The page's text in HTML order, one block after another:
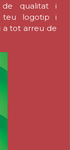
de qualitat i
teu logotip i
a tot arreu de